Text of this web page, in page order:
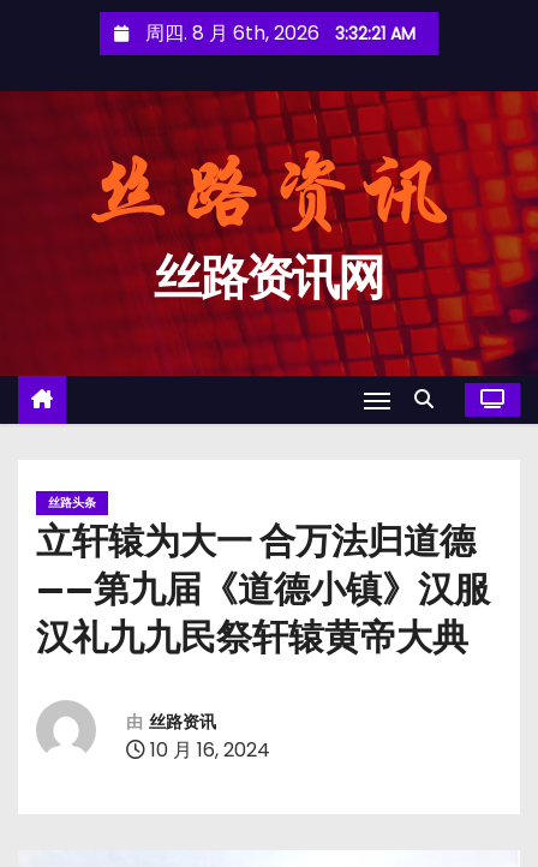
周四. 8 月 6th, 2026 3:32:22 AM
丝路资讯网
丝路头条
立轩辕为大一 合万法归道德
——第九届《道德小镇》汉服
汉礼九九民祭轩辕黄帝大典
由 丝路资讯
10 月 16, 2024